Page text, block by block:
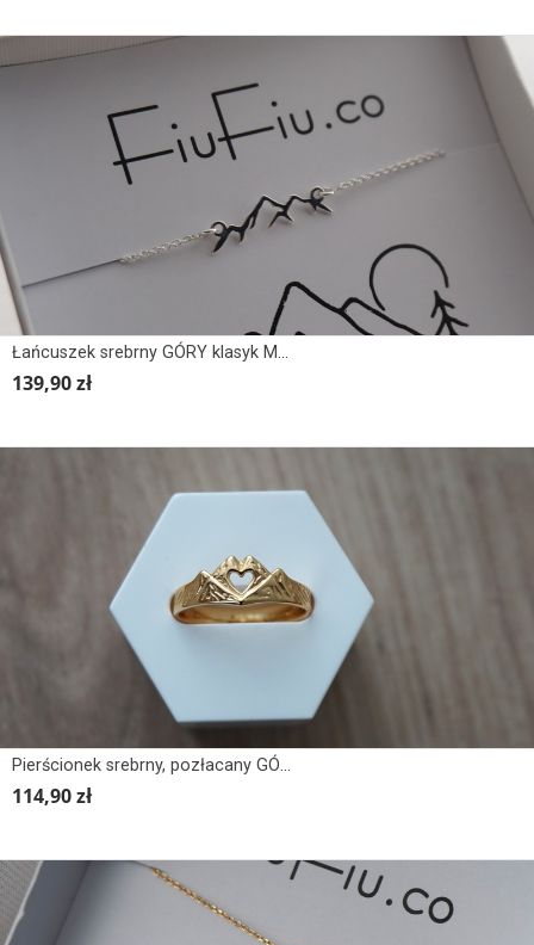
Łańcuszek srebrny GÓRY klasyk MOUNTAINS obrys
139,90 zł
Pierścionek srebrny, pozłacany GÓRY Z SERCEM
114,90 zł